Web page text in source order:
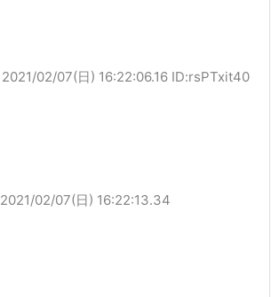
2021/02/07(日) 16:22:06.16 ID:rsPTxit40
2021/02/07(日) 16:22:13.34